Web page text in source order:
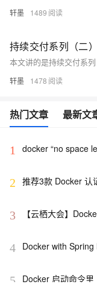
轩墨 1489
持续交付系列（二
轩墨 1478
热门文章 最新文
1 docker “no space
2 推荐3款 Docker 认
3
【云栖大会】
4 Docker with Spring
5 Docker 启动命令里